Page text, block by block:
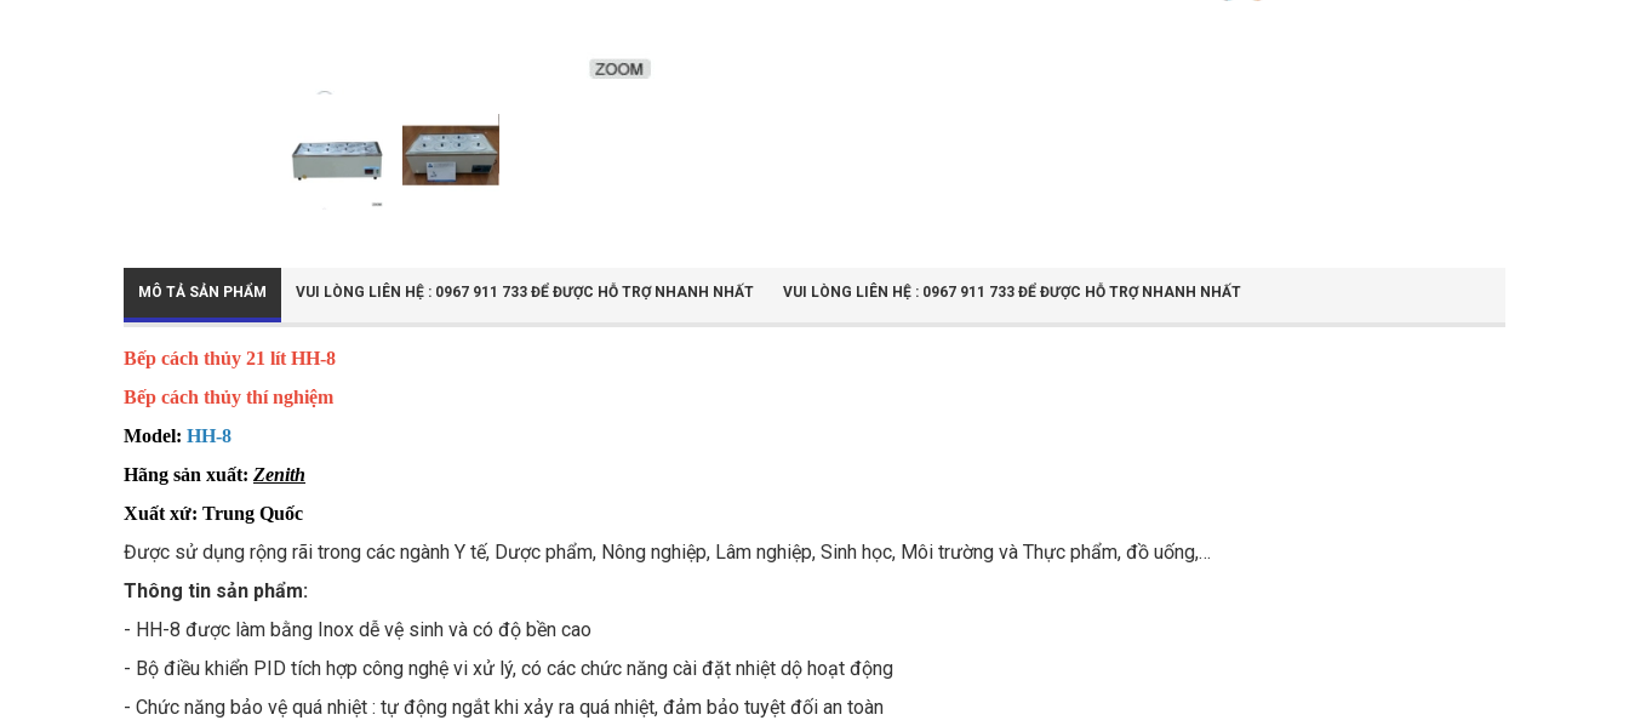
MÔ TẢ SẢN PHẨM VUI LÒNG LIÊN HỆ : 0967 911 733 ĐỂ ĐƯỢC HỖ TRỢ NHANH NHẤT VUI LÒNG LIÊN HỆ : 0967 911 733 ĐỂ ĐƯỢC HỖ TRỢ NHANH NHẤT
Bếp cách thủy 21 lít HH-8
Bếp cách thủy thí nghiệm
Model: HH-8
Hãng sản xuất: Zenith
Xuất xứ: Trung Quốc
Được sử dụng rộng rãi trong các ngành Y tế, Dược phẩm, Nông nghiệp, Lâm nghiệp, Sinh học, Môi trường và Thực phẩm, đồ uống,…
Thông tin sản phẩm:
- HH-8 được làm bằng Inox dễ vệ sinh và có độ bền cao
- Bộ điều khiển PID tích hợp công nghệ vi xử lý, có các chức năng cài đặt nhiệt dộ hoạt động
- Chức năng bảo vệ quá nhiệt : tự động ngắt khi xảy ra quá nhiệt, đảm bảo tuyệt đối an toàn